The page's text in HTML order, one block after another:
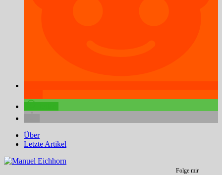
Über
Letzte Artikel
Folge mir